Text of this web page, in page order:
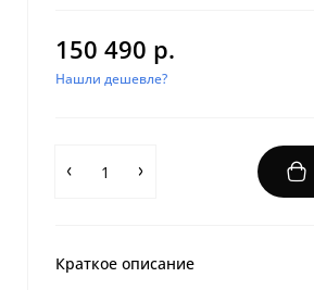
150 490 р.
Нашли дешевле?
Краткое описание